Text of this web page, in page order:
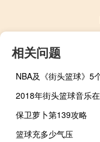
相关问题
保卫萝卜第139攻略
篮球充多少气压